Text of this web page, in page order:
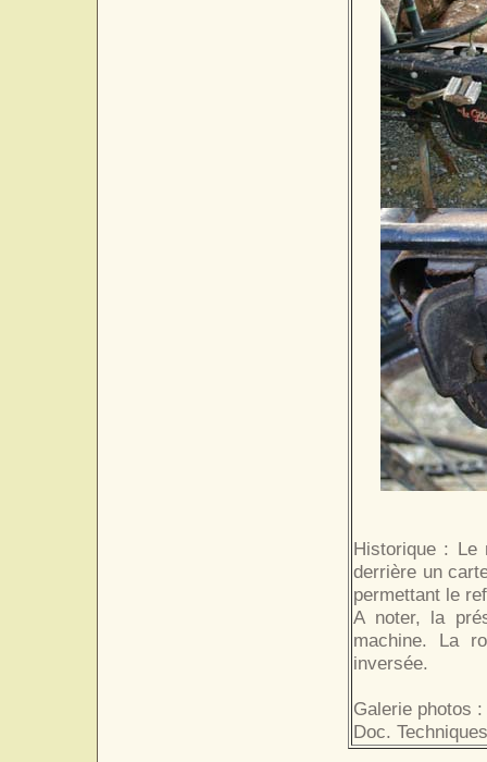
Historique : Le
derrière un
permettant le
A noter, la
machine. La
inversée.
Galerie photos :
Doc.